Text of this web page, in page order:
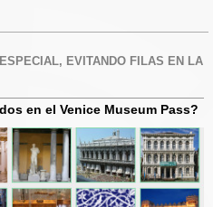
EVITANDO FILAS EN LA
en el Venice Museum Pass?